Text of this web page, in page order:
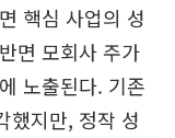
핵심 사업의 성
면 모회사 주가
노출된다. 기존
했지만, 정작 성